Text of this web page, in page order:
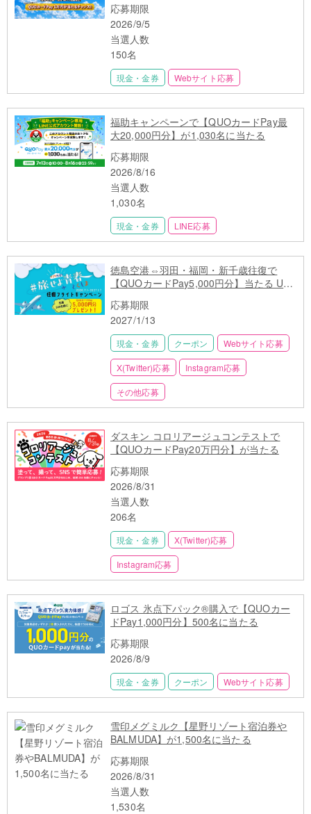
応募期限
2026/9/5
当選人数
150名
現金・金券 Webサイト応募
福助キャンペーンで【QUOカードPay最
大20,000円分】が1,030名に当たる
応募期限
2026/8/16
当選人数
1,030名
現金・金券 LINE応募
徳島空港⇔羽田・福岡・新千歳往復で
【QUOカードPay5,000円分】当たる U29
応募期限
2027/1/13
現金・金券 クーポン Webサイト応募
X(Twitter)応募 Instagram応募
その他応募
ダスキン コロリアージュコンテストで
【QUOカードPay20万円分】が当たる
応募期限
2026/8/31
当選人数
206名
現金・金券 X(Twitter)応募
Instagram応募
ロゴス 氷点下パック®購入で【QUOカー
ドPay1,000円分】500名に当たる
応募期限
2026/8/9
現金・金券 クーポン Webサイト応募
雪印メグミルク【星野リゾート宿泊券や
BALMUDA】が1,500名に当たる
応募期限
2026/8/31
当選人数
1,530名